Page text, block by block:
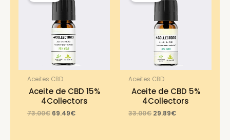
Aceites CBD
Aceite de CBD 15%
4Collectors
73.00€ Original
69.49€Current
Aceites CBD
Aceite de CBD 5%
4Collectors
33.00€ Original
29.89€Current